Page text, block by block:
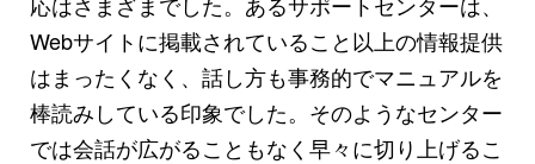
Webサイトに掲載されていること以上の情報提供
はまったくなく、話し方も事務的でマニュアルを
棒読みしている印象でした。そのようなセンター
では会話が広がることもなく早々に切り上げるこ